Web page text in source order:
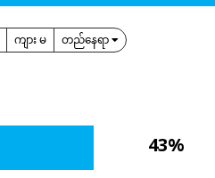
ကျား မ တည်နေရာ
43%